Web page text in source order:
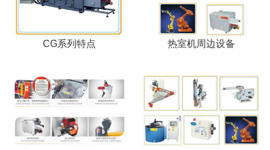
CG系列特点 热室机周边设备